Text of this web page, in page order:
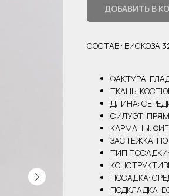
ДОБАВИТЬ В
СОСТАВ : ВИСКОЗА
ФАКТУРА:
ТКАНЬ:
ДЛИНА:
СИЛУЭТ:
КАРМАНЫ:
ЗАСТЕЖКА:
ТИП
ПОСАДКА:
ПОДКЛАДКА: